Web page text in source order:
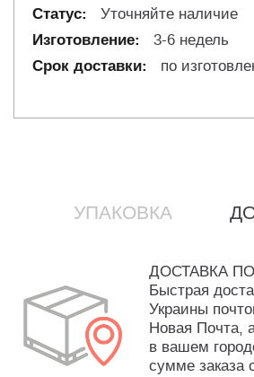
Уточняйте наличие
3-6 недель
по
УПАКОВКА
ДОСТАВКА
Быстрая
Украины
Новая Почта,
в вашем
сумме заказа